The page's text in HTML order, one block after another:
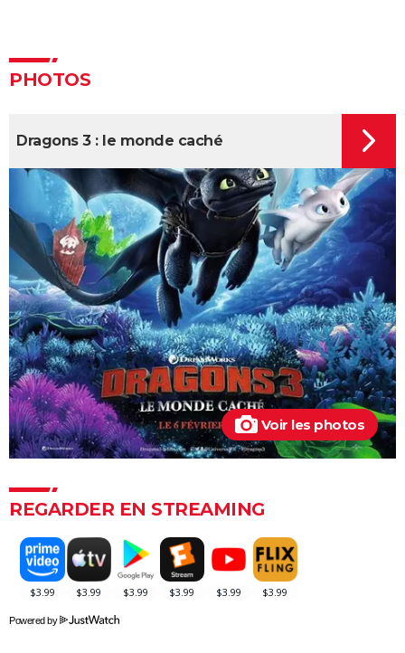
Les chiffres sont impressionnants : Vaiana 2 dépasse
Zootopie : synopsis, casting, bande-annonce, photos,
streaming, avis...
L'Âge de glace
Akira
Encanto : critiques, bande-annonce, seances,
streaming...
Luca : synopsis, casting, bande-annonce, streaming,
Disney+, interview, DVD...
Soul : synopsis, voix françaises, bande-annonce,
streaming...
Le Géant de fer
Les Minions 2 : âge, casting, vf, critiques, bande-
annonce, avis...
Buzz l'éclair : à partir de quel âge voir le spin-off de
Wall-E
Toy Story 4 : une suite à voir ? Les critiques
La Reine des neiges 2 : synopsis, critiques, chansons...
tout sur le dessin-animé
Spider-Man Beyond the Spider-Verse : mauvaise
PHOTOS
Voir les photos
Dragons 3 : le monde caché
REGARDER EN STREAMING
Powered by